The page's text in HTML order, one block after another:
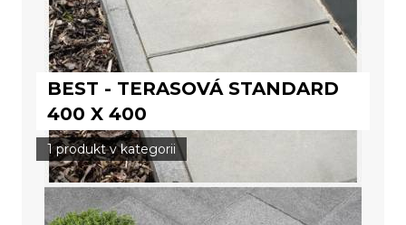
BEST - TERASOVÁ STANDARD
400 X 400
1 produkt v kategorii